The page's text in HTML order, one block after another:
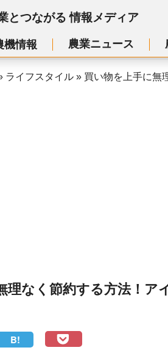
とつながる情報メディア
機情報 農業ニュース
ライフスタイル » 買い物を上手に無
理なく節約する方法！ア
B!